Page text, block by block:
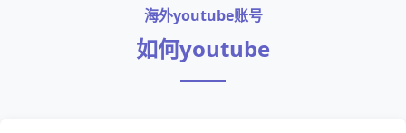
海外youtube账号
如何youtube